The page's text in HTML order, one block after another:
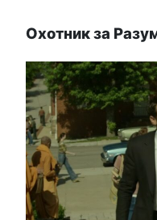
Охотник за